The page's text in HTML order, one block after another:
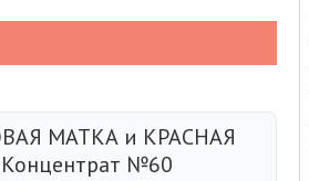
МАТКА и КРАСНАЯ
№60